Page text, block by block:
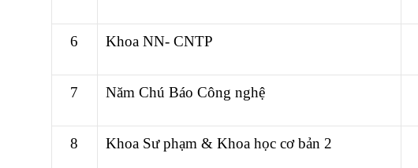
6 Khoa NN- CNTP
7 Năm Chú Báo Công nghệ
8 Khoa Sư phạm & Khoa học cơ bản 2